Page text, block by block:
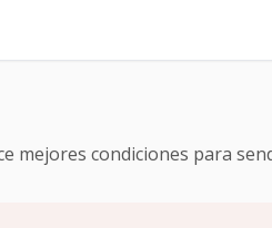
mejores condiciones para